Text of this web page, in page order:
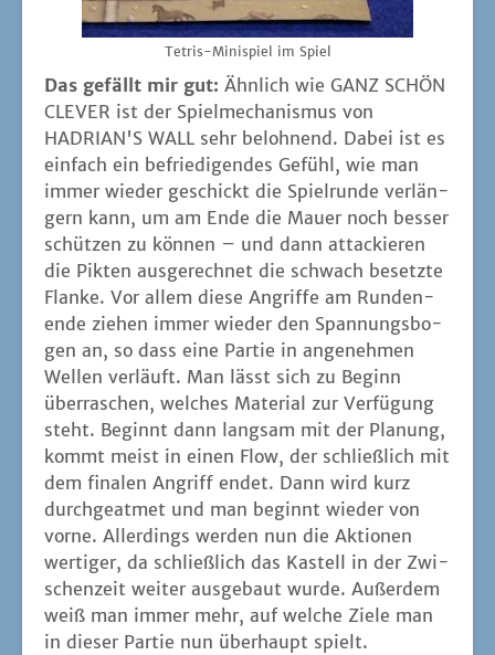
Tetris-Mini­spiel im Spiel
Das gefällt mir gut: Ähn­lich wie GANZ SCHÖN
CLEVER ist der Spiel­me­cha­nis­mus von
HADRIAN'S WALL sehr beloh­nend. Dabei ist es
ein­fach ein befrie­di­gen­des Gefühl, wie man
immer wie­der geschickt die Spiel­run­de ver­län­
gern kann, um am Ende die Mau­er noch bes­ser
schüt­zen zu kön­nen – und dann atta­ckie­ren
die Pik­ten aus­ge­rech­net die schwach besetz­te
Flan­ke. Vor allem die­se Angrif­fe am Run­den­
en­de zie­hen immer wie­der den Span­nungs­bo­
gen an, so dass eine Par­tie in ange­neh­men
Wel­len ver­läuft. Man lässt sich zu Beginn
über­ra­schen, wel­ches Mate­ri­al zur Ver­fü­gung
steht. Beginnt dann lang­sam mit der Pla­nung,
kommt meist in einen Flow, der schließ­lich mit
dem fina­len Angriff endet. Dann wird kurz
durch­ge­at­met und man beginnt wie­der von
vor­ne. Aller­dings wer­den nun die Aktio­nen
wer­ti­ger, da schließ­lich das Kas­tell in der Zwi­
schen­zeit wei­ter aus­ge­baut wur­de. Außer­dem
weiß man immer mehr, auf wel­che Zie­le man
in die­ser Par­tie nun über­haupt spielt.